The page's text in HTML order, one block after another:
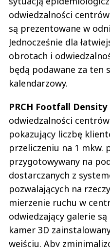
odwiedzalności
są prezentowane w
Jednocześnie dla
obrotach i
będą podawane za ten
kalendarzowy.
PRCH Footfall
odwiedzalności
pokazujący liczbę
przeliczeniu na 1 mkw.
przygotowywany na
dostarczanych z
pozwalających na
mierzenie ruchu w
odwiedzający galerie
kamer 3D
wejściu. Aby